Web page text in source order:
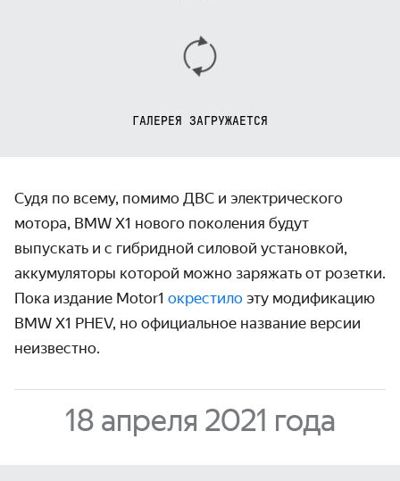
ГАЛЕРЕЯ ЗАГРУЖАЕТСЯ
Судя по всему, помимо ДВС и электрического
мотора, BMW X1 нового поколения будут
выпускать и с гибридной силовой установкой,
аккумуляторы которой можно заряжать от розетки.
Пока издание Motor1 окрестило эту модификацию
BMW X1 PHEV, но официальное название версии
неизвестно.
18 апреля 2021 года